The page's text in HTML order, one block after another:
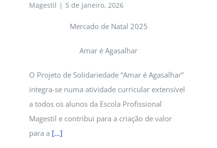
Magestil | 5 de Janeiro, 2026
Mercado de Natal 2025
Amar é Agasalhar
O Projeto de Solidariedade “Amar é Agasalhar”
integra-se numa atividade curricular extensível
a todos os alunos da Escola Profissional
Magestil e contribui para a criação de valor
para a […]